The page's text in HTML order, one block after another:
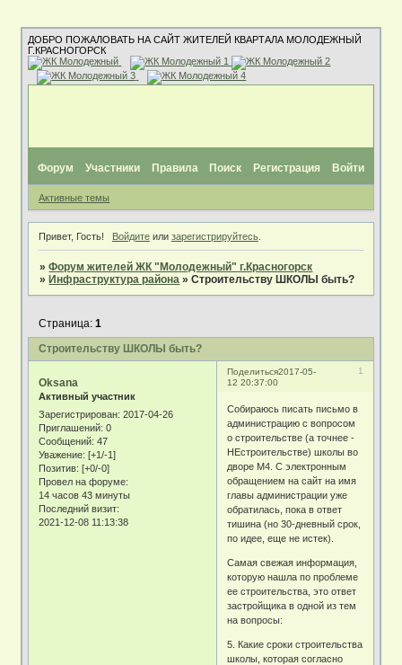
ДОБРО ПОЖАЛОВАТЬ НА САЙТ ЖИТЕЛЕЙ КВАРТАЛА МОЛОДЕЖНЫЙ
Г.КРАСНОГОРСК
Форум Участники Правила Поиск Регистрация Войти
Активные темы
Привет, Гость! Войдитеили зарегистрируйтесь.
»Форум жителей ЖК "Молодежный" г.Красногорск
» Инфраструктура района »Строительству ШКОЛЫ быть?
Строительству ШКОЛЫ быть?
Страница:1
Поделиться 1
2017-05-
12 20:37:00
Oksana
Активный участник
Зарегистрирован: 2017-04-26
Приглашений: 0
Сообщений: 47
Уважение: [+1/-1]
Позитив: [+0/-0]
Провел на форуме:
14 часов 43 минуты
Последний визит:
2021-12-08 11:13:38
Собираюсь писать письмо в
администрацию с вопросом
о строительстве (а точнее -
НЕстроительстве) школы во
дворе М4. С электронным
обращением на сайт на имя
главы администрации уже
обратилась, пока в ответ
тишина (но 30-дневный срок,
по идее, еще не истек).
Самая свежая информация,
которую нашла по проблеме
ее строительства, это ответ
застройщика в одной из тем
на вопросы:
5. Какие сроки строительства
школы, которая согласно